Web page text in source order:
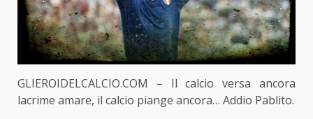
GLIEROIDELCALCIO.COM – Il calcio versa ancora
lacrime amare, il calcio piange ancora… Addio Pablito.